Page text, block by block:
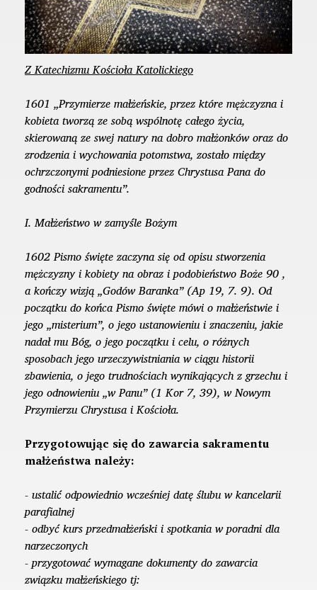
Z Katechizmu Kościoła Katolickiego
1601 „Przymierze małżeńskie, przez które mężczyzna i
kobieta tworzą ze sobą wspólnotę całego życia,
skierowaną ze swej natury na dobro małżonków oraz do
zrodzenia i wychowania potomstwa, zostało między
ochrzczonymi podniesione przez Chrystusa Pana do
godności sakramentu”.
I. Małżeństwo w zamyśle Bożym
1602 Pismo święte zaczyna się od opisu stworzenia
mężczyzny i kobiety na obraz i podobieństwo Boże 90 ,
a kończy wizją „Godów Baranka” (Ap 19, 7. 9). Od
początku do końca Pismo święte mówi o małżeństwie i
jego „misterium”, o jego ustanowieniu i znaczeniu, jakie
nadał mu Bóg, o jego początku i celu, o różnych
sposobach jego urzeczywistniania w ciągu historii
zbawienia, o jego trudnościach wynikających z grzechu i
jego odnowieniu „w Panu” (1 Kor 7, 39), w Nowym
Przymierzu Chrystusa i Kościoła.
Przygotowując się do zawarcia sakramentu
małżeństwa należy:
- ustalić odpowiednio wcześniej datę ślubu w kancelarii
parafialnej
- odbyć kurs przedmałżeński i spotkania w poradni dla
narzeczonych
- przygotować wymagane dokumenty do zawarcia
związku małżeńskiego tj: